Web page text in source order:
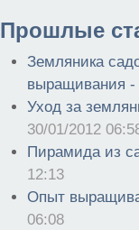
Прошлые
Земляника
выращивания
Уход за
30/01/2012
Пирамида из
12:13
Опыт
06:08